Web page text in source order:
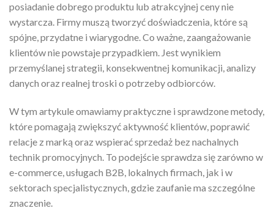
posiadanie dobrego produktu lub atrakcyjnej ceny nie
wystarcza. Firmy muszą tworzyć doświadczenia, które są
spójne, przydatne i wiarygodne. Co ważne, zaangażowanie
klientów nie powstaje przypadkiem. Jest wynikiem
przemyślanej strategii, konsekwentnej komunikacji, analizy
danych oraz realnej troski o potrzeby odbiorców.
W tym artykule omawiamy praktyczne i sprawdzone metody,
które pomagają zwiększyć aktywność klientów, poprawić
relacje z marką oraz wspierać sprzedaż bez nachalnych
technik promocyjnych. To podejście sprawdza się zarówno w
e-commerce, usługach B2B, lokalnych firmach, jak i w
sektorach specjalistycznych, gdzie zaufanie ma szczególne
znaczenie.